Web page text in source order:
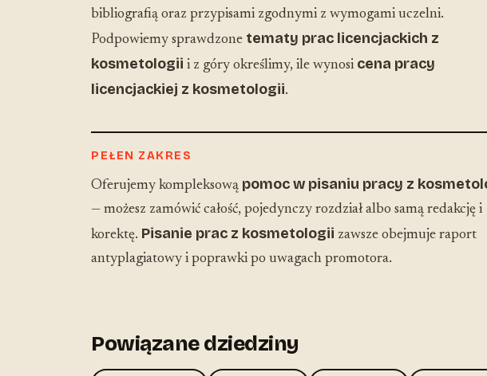
bibliografią oraz przypisami zgodnymi z wymogami uczelni.
Podpowiemy sprawdzone tematy prac licencjackich z
kosmetologii i z góry określimy, ile wynosi cena pracy
licencjackiej z kosmetologii.
PEŁEN ZAKRES
Oferujemy kompleksową pomoc w pisaniu pracy z
— możesz zamówić całość, pojedynczy rozdział albo samą redakcję i
korektę. Pisanie prac z kosmetologii zawsze obejmuje raport
antyplagiatowy i poprawki po uwagach promotora.
Powiązane dziedziny